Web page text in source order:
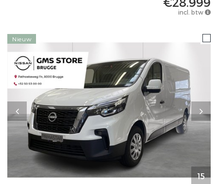
incl. btw
15
Nieuw